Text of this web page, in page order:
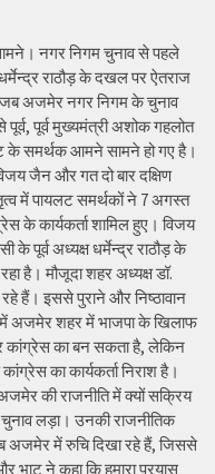
नगर निगम चुनाव से पहले
राठौड़ के दखल पर ऐतराज
अजमेर नगर निगम के चुनाव
पूर्व मुख्यमंत्री अशोक गहलोत
के समर्थक आमने सामने हो गए है।
जैन और गत दो बार दक्षिण
में पायलट समर्थकों ने 7 अगस्त
के कार्यकर्ता शामिल हुए। विजय
पूर्व अध्यक्ष धर्मेन्द्र राठौड़ के
है। मौजूदा शहर अध्यक्ष डॉ.
हैं। इससे पुराने और निष्ठावान
में अजमेर शहर में भाजपा के खिलाफ
कांग्रेस का बन सकता है, लेकिन
का कार्यकर्ता निराश है।
की राजनीति में क्यों सक्रिय
चुनाव लड़ा। उनकी राजनीतिक
अजमेर में रुचि दिखा रहे हैं, जिससे
भाट ने कहा कि हमारा प्रयास